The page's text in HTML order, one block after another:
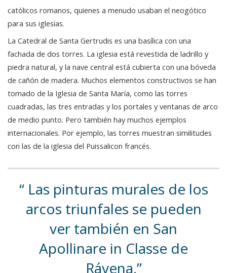
católicos romanos, quienes a menudo usaban el neogótico
para sus iglesias.
La Catedral de Santa Gertrudis es una basílica con una
fachada de dos torres. La iglesia está revestida de ladrillo y
piedra natural, y la nave central está cubierta con una bóveda
de cañón de madera. Muchos elementos constructivos se han
tomado de la Iglesia de Santa María, como las torres
cuadradas, las tres entradas y los portales y ventanas de arco
de medio punto. Pero también hay muchos ejemplos
internacionales. Por ejemplo, las torres muestran similitudes
con las de la iglesia del Puissalicon francés.
Las pinturas murales de los
arcos triunfales se pueden
ver también en San
Apollinare in Classe de
Rávena.